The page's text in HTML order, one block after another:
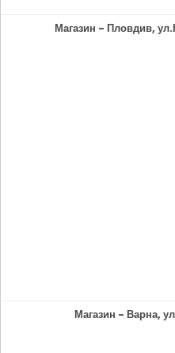
Магазин - Пловдив,
Магазин - Варна,